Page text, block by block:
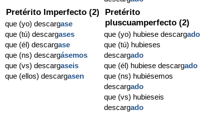
Pretérito Imperfecto (2)
que (yo) descargase
que (tú) descargases
que (él) descargase
que (ns) descargásemos
que (vs) descargaseis
que (ellos) descargasen
Pretérito
pluscuamperfecto (2)
que (yo) hubiese descargado
que (tú) hubieses
descargado
que (él) hubiese descargado
que (ns) hubiésemos
descargado
que (vs) hubieseis
descargado